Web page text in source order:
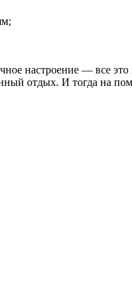
настроение — все
отдых. И тогда на